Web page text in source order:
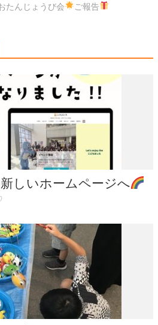
たんじょうび会 ご報告
しいホームページへ